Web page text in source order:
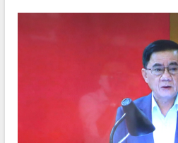
Rà soát, hoàn thiện hệ thống thiết chế
Thường trực HĐND tỉnh Đắk Lắk gặp
mặt Đoàn chuyên gia y tế TP. Hồ Chí